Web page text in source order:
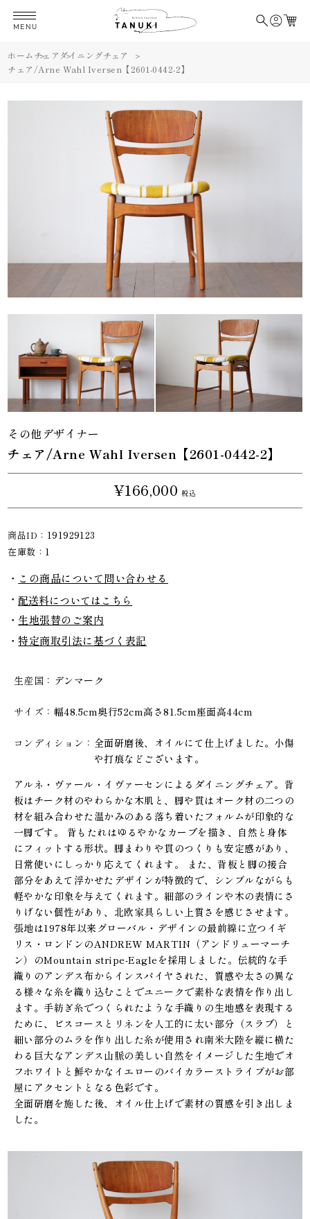
MENU
ホームチェア ダイニングチェア
チェア/Arne Wahl Iversen【2601-0442-2】
その他デザイナー
チェア/Arne Wahl Iversen【2601-0442-2】
¥166,000 税込
商品ID： 191929123
在庫数： 1
この商品について問い合わせる
配送料についてはこちら
生地張替のご案内
特定商取引法に基づく表記
生産国 デンマーク
サイズ 幅48.5cm奥行52cm高さ81.5cm座面高44cm
コンディション
全面研磨後、オイルにて仕上げました。小傷
や打痕などございます。
アルネ・ヴァール・イヴァーセンによるダイニングチェア。背
板はチーク材のやわらかな木肌と、脚や貫はオーク材の二つの
材を組み合わせた温かみのある落ち着いたフォルムが印象的な
一脚です。 背もたれはゆるやかなカーブを描き、自然と身体
にフィットする形状。脚まわりや貫のつくりも安定感があり、
日常使いにしっかり応えてくれます。 また、背板と脚の接合
部分をあえて浮かせたデザインが特徴的で、シンプルながらも
軽やかな印象を与えてくれます。細部のラインや木の表情にさ
りげない個性があり、北欧家具らしい上質さを感じさせます。
張地は1978年以来グローバル・デザインの最前線に立つイギ
リス・ロンドンのANDREW MARTIN（アンドリューマーチ
ン）のMountain stripe-Eagleを採用しました。伝統的な手
織りのアンデス布からインスパイヤされた、質感や太さの異な
る様々な糸を織り込むことでユニークで素朴な表情を作り出し
ます。手紡ぎ糸でつくられたような手織りの生地感を表現する
ために、ビスコースとリネンを人工的に太い部分（スラブ）と
細い部分のムラを作り出した糸が使用され南米大陸を縦に横た
わる巨大なアンデス山脈の美しい自然をイメージした生地でオ
フホワイトと鮮やかなイエローのバイカラーストライプがお部
屋にアクセントとなる色彩です。
全面研磨を施した後、オイル仕上げで素材の質感を引き出しま
した。